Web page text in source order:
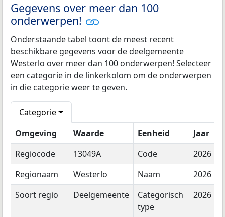
Gegevens over meer dan 100
onderwerpen!
Onderstaande tabel toont de meest recent
beschikbare gegevens voor de deelgemeente
Westerlo over meer dan 100 onderwerpen! Selecteer
een categorie in de linkerkolom om de onderwerpen
in die categorie weer te geven.
Categorie
Omgeving
Waarde Eenheid
Jaar
Regiocode
13049A Code
2026
Regionaam
Westerlo Naam
2026
Soort regio
Deelgemeente
Categorisch
type
2026